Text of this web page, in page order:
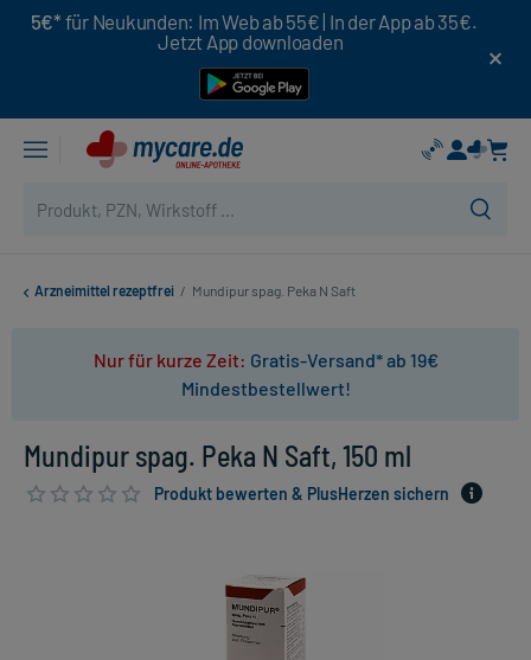
5€* für Neukunden: Im Web ab 55€ | In der App ab 35€.
Jetzt App downloaden
Arzneimittel rezeptfrei / Mundipur spag. Peka N Saft
Nur für kurze Zeit: Gratis-Versand* ab 19€
Mindestbestellwert!
Mundipur spag. Peka N Saft, 150 ml
Produkt bewerten & PlusHerzen sichern